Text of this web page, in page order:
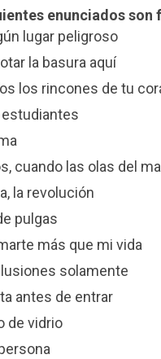
enunciados son
lugar peligroso
la basura aquí
los rincones de tu
estudiantes
cuando las olas del
la revolución
pulgas
más que mi vida
solamente
antes de entrar
de vidrio